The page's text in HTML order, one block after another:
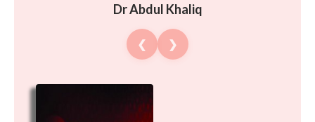
Dr Abdul Khaliq
❮ ❯